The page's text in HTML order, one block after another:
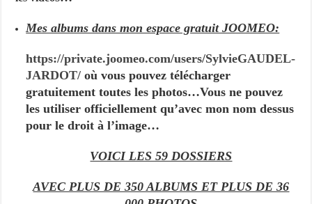
Mes albums dans mon espace gratuit JOOMEO:
https://private.joomeo.com/users/SylvieGAUDEL-
JARDOT/ où vous pouvez télécharger
gratuitement toutes les photos…Vous ne pouvez
les utiliser officiellement qu’avec mon nom dessus
pour le droit à l’image…
VOICI LES 59 DOSSIERS
AVEC PLUS DE 350 ALBUMS ET PLUS DE 36